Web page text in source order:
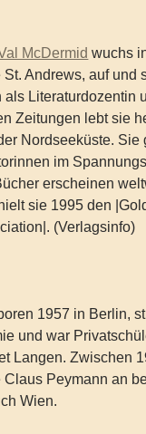
McDermid wuchs
Andrews, auf und
als Literaturdozentin
Zeitungen lebt sie
Nordseeküste.
im
erscheinen
sie 1995 den
(Verlagsinfo)
1957 in Berlin,
und war
Langen. Zwischen
Peymann an
Wien.